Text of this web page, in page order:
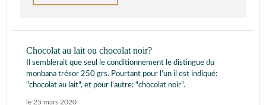
Chocolat au lait ou chocolat noir?
Il semblerait que seul le conditionnement le distingue du
monbana trésor 250 grs. Pourtant pour l'un il est indiqué:
"chocolat au lait", et pour l'autre: "chocolat noir".
le 25 mars 2020